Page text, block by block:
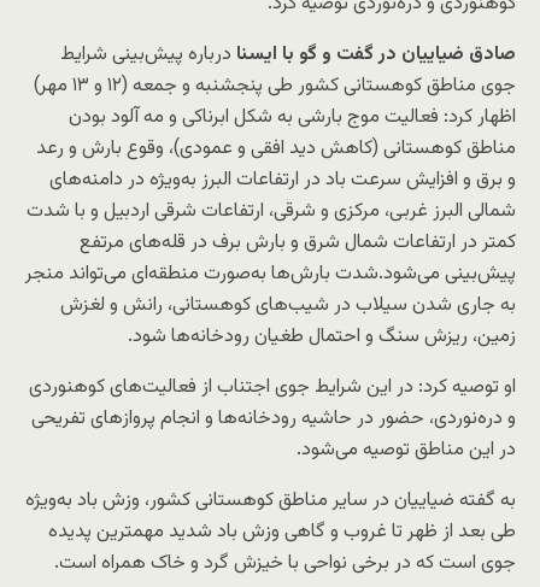
صادق ضیاییان در گفت و گو با ایسنا درباره پیش‌بینی شرایط
جوی مناطق کوهستانی کشور طی پنجشنبه و جمعه (۱۲ و ۱۳ مهر)
اظهار کرد: فعالیت موج بارشی به شکل ابرناکی و مه آلود بودن
مناطق کوهستانی (‌کاهش دید افقی و عمودی)، وقوع بارش و رعد
و برق و افزایش سرعت باد در ارتفاعات البرز به‌ویژه در دامنه‌های
شمالی البرز غربی، مرکزی و شرقی، ارتفاعات شرقی اردبیل و با شدت
کمتر در ارتفاعات شمال شرق و بارش برف در قله‌های مرتفع
پیش‌بینی می‌شود.شدت بارش‌ها به‌صورت منطقه‌ای می‌تواند منجر
به جاری شدن سیلاب در شیب‌های کوهستانی، رانش و لغزش
زمین، ریزش سنگ و احتمال طغیان رودخانه‌ها شود.
او توصیه کرد: در این شرایط جوی اجتناب از فعالیت‌های کوهنوردی
و دره‌نوردی، حضور در حاشیه رودخانه‌ها و انجام پروازهای تفریحی
در این مناطق توصیه می‌شود.
به گفته ضیاییان در سایر مناطق کوهستانی کشور، وزش باد به‌ویژه
طی بعد از ظهر تا غروب و گاهی وزش باد شدید مهمترین پدیده
جوی است که در برخی نواحی با خیزش گرد و خاک همراه است.